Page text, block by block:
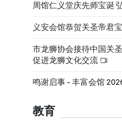
周馆仁义堂庆先师宝诞
义安会馆恭贺关圣帝君
市龙狮协会接待中国关
促进龙狮文化交流
鸣谢启事 - 丰富会馆
教育